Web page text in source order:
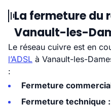
La fermeture du
Vanault-les-
Le réseau cuivre est en
l’ADSL à Vanault-les-
:
Fermeture
Fermeture technique :